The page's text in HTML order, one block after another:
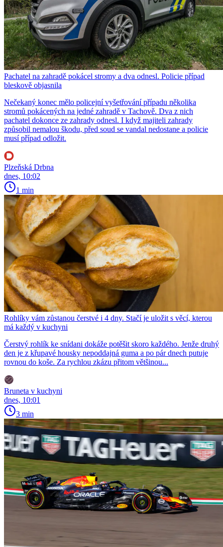
Pachatel na zahradě pokácel stromy a dva odnesl. Policie případ
bleskově objasnila
Nečekaný konec mělo policejní vyšetřování případu několika
stromů pokácených na jedné zahradě v Tachově. Dva z nich
pachatel dokonce ze zahrady odnesl. I když majiteli zahrady
způsobil nemalou škodu, před soud se vandal nedostane a policie
musí případ odložit.
Plzeňská Drbna
dnes, 10:02
1 min
Rohlíky vám zůstanou čerstvé i 4 dny. Stačí je uložit s věcí, kterou
má každý v kuchyni
Čerstvý rohlík ke snídani dokáže potěšit skoro každého. Jenže druhý
den je z křupavé housky nepoddajná guma a po pár dnech putuje
rovnou do koše. Za rychlou zkázu přitom většinou...
Bruneta v kuchyni
dnes, 10:01
3 min